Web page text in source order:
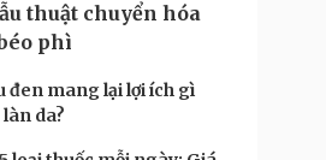
Podcast
Câu chuyện thời sự
Đọc truyện đêm khuya
Cửa sổ tình yêu
thuật chuyển hóa
phì
đen mang lại lợi ích gì
da?